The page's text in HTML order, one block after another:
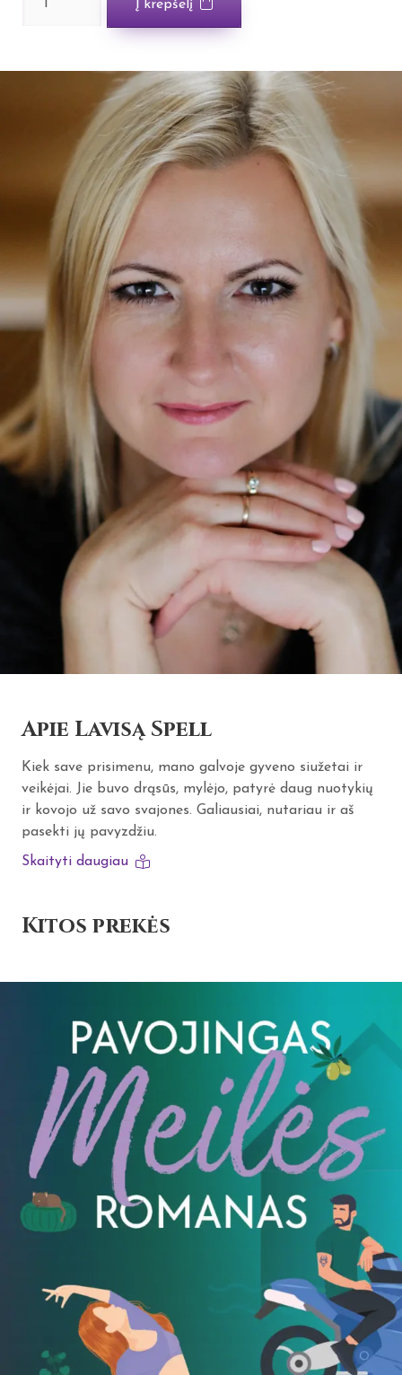
Airilė,
Į krepšelį
Apie Lavisą Spell
Kiek save prisimenu, mano galvoje gyveno siužetai ir
veikėjai. Jie buvo drąsūs, mylėjo, patyrė daug nuotykių
ir kovojo už savo svajones. Galiausiai, nutariau ir aš
pasekti jų pavyzdžiu.
Skaityti daugiau
Kitos prekės